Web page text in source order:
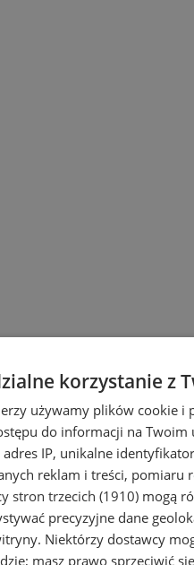
korzystanie z
używamy plików cookie
do informacji na
IP, unikalne
reklam i treści, pomiaru
stron trzecich (1910) mogą
precyzyjne dane
Niektórzy dostawcy
masz prawo sprzeciwić